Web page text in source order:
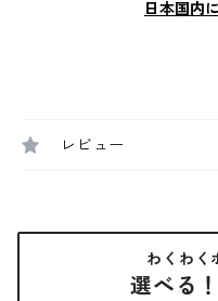
日本国内
レビュー
わくわく
選べる